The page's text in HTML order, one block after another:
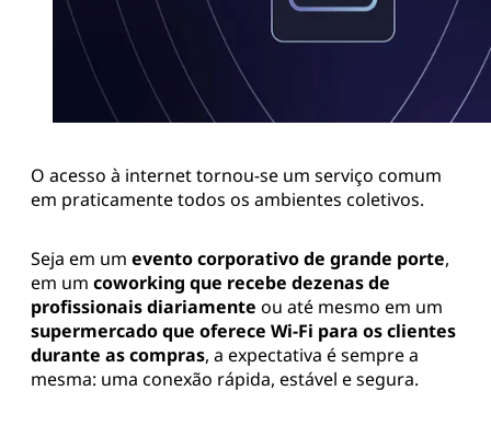
O acesso à internet tornou-se um serviço comum
em praticamente todos os ambientes coletivos.
Seja em um evento corporativo de grande porte,
em um coworking que recebe dezenas de
profissionais diariamente ou até mesmo em um
supermercado que oferece Wi-Fi para os clientes
durante as compras, a expectativa é sempre a
mesma: uma conexão rápida, estável e segura.